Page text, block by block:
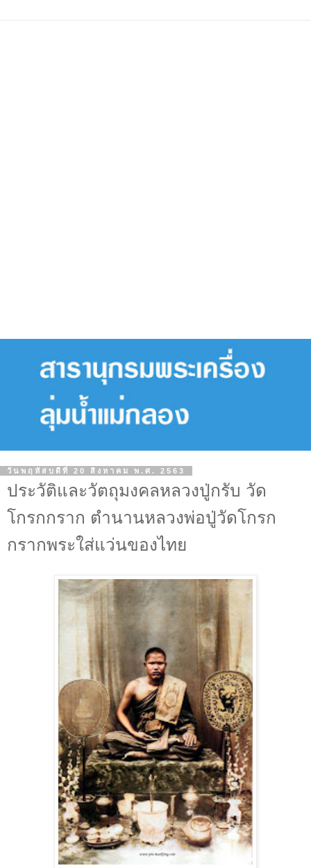
วันพฤหัสบดีที่ 20 สิงหาคม พ.ศ. 2563
ประวัติและวัตถุมงคลหลวงปู่กรับ วัด
โกรกกราก ตำนานหลวงพ่อปู่วัดโกรก
กรากพระใส่แว่นของไทย